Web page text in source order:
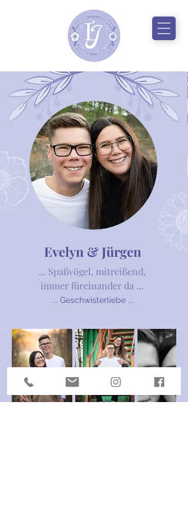
Evelyn & Jürgen
... Spaßvögel, mitreißend,
immer füreinander da ...
... Geschwisterliebe ...